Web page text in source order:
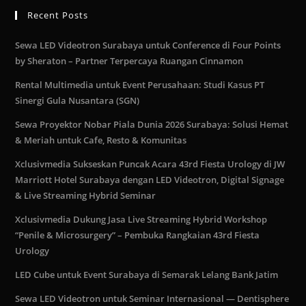
Recent Posts
Sewa LED Videotron Surabaya untuk Conference di Four Points
by Sheraton – Partner Terpercaya Ruangan Cinnamon
Rental Multimedia untuk Event Perusahaan: Studi Kasus PT
Sinergi Gula Nusantara (SGN)
Sewa Proyektor Nobar Piala Dunia 2026 Surabaya: Solusi Hemat
& Meriah untuk Cafe, Resto & Komunitas
Xclusivmedia Sukseskan Puncak Acara 43rd Fiesta Urology di JW
Marriott Hotel Surabaya dengan LED Videotron, Digital Signage
& Live Streaming Hybrid Seminar
Xclusivmedia Dukung Jasa Live Streaming Hybrid Workshop
“Penile & Microsurgery” – Pembuka Rangkaian 43rd Fiesta
Urology
LED Cube untuk Event Surabaya di Semarak Lelang Bank Jatim
Sewa LED Videotron untuk Seminar Internasional — Dentisphere